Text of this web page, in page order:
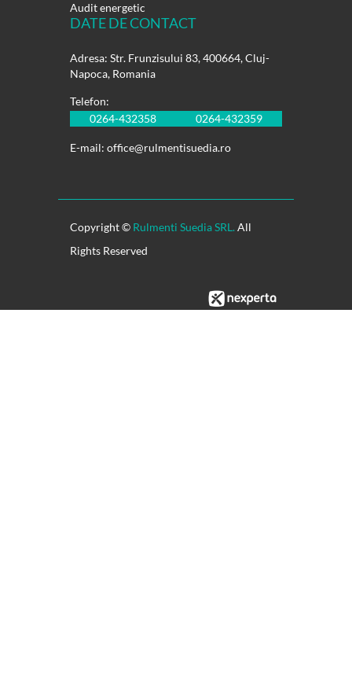
Audit energetic
DATE DE CONTACT
Adresa: Str. Frunzisului 83, 400664, Cluj-
Napoca, Romania
Telefon:
0264-432358
0264-432359
E-mail: office@rulmentisuedia.ro
Copyright © Rulmenti Suedia SRL. All
Rights Reserved